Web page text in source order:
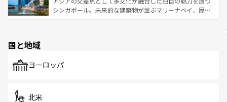
た文化、そして多様な観光資源が、訪れる旅人を魅了し続
うな絶景から文化的な体験まで、香港を存分に楽しみ尽く
シンガポール。未来的な建築物が並ぶマリーナベイ、歴史
で、ホーカーズは地元の風情を楽しめる外せないスポット
国と地域
ヨーロッパ
北米